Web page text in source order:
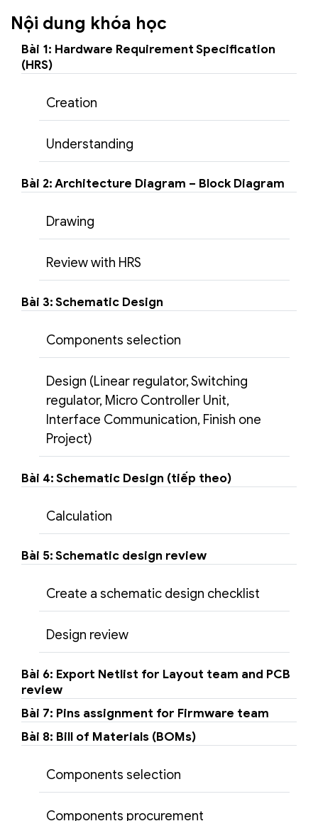
Nội dung khóa học
Bài 1: Hardware Requirement Specification
(HRS)
Creation
Understanding
Bài 2: Architecture Diagram – Block Diagram
Drawing
Review with HRS
Bài 3: Schematic Design
Components selection
Design (Linear regulator, Switching
regulator, Micro Controller Unit,
Interface Communication, Finish one
Project)
Bài 4: Schematic Design (tiếp theo)
Calculation
Bài 5: Schematic design review
Create a schematic design checklist
Design review
Bài 6: Export Netlist for Layout team and PCB
review
Bài 7: Pins assignment for Firmware team
Bài 8: Bill of Materials (BOMs)
Components selection
Components procurement